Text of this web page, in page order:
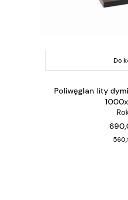
Do
Poliwęglan lity
Cena